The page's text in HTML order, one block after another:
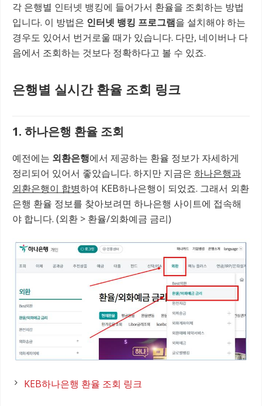
각 은행별 인터넷 뱅킹에 들어가서 환율을 조회하는 방법
입니다. 이 방법은 인터넷 뱅킹 프로그램을 설치해야 하는
경우도 있어서 번거로울 때가 있습니다. 다만, 네이버나 다
음에서 조회하는 것보다 정확하다고 볼 수 있죠.
은행별 실시간 환율 조회 링크
1. 하나은행 환율 조회
예전에는 외환은행에서 제공하는 환율 정보가 자세하게
정리되어 있어서 좋았습니다. 하지만 지금은 하나은행과
외환은행이 합병하여 KEB하나은행이 되었죠. 그래서 외환
은행 환율 정보를 찾아보려면 하나은행 사이트에 접속해
야 합니다. (외환 > 환율/외화예금 금리)
KEB하나은행 환율 조회 링크